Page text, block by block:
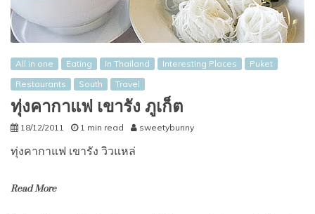
All in one Eating In Thailand Interesting Places
Puket
Restaurants
South Travel
ทุ่งคากาแฟ เขารัง ภูเก็ต
18/12/2011 1 min read sweetybunny
ทุ่งคากาแฟ เขารัง วิวแหล่
Read More